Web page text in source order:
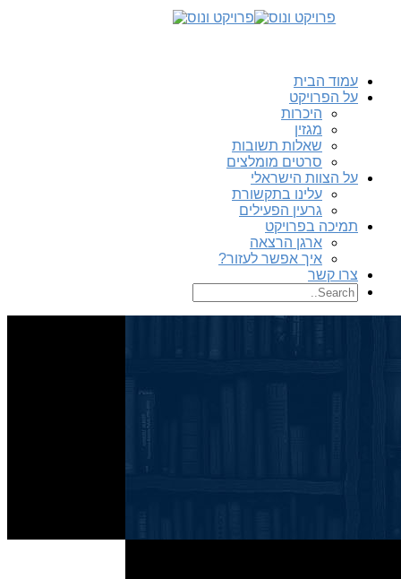
עמוד הבית
על הפרויקט
היכרות
מגזין
שאלות תשובות
סרטים מומלצים
על הצוות הישראלי
עלינו בתקשורת
גרעין הפעילים
תמיכה בפרויקט
ארגן הרצאה
איך אפשר לעזור?
צרו קשר